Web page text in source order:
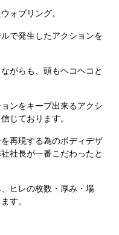
ォブリング。
で発生したアクションを
がらも、頭もヘコヘコと
ンをキープ出来るアクシ
じております。
再現する為のボディデザ
社長が一番こだわったと
ヒレの枚数・厚み・場
す。